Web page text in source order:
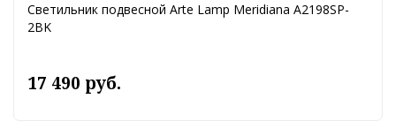
Светильник подвесной Arte Lamp Meridiana A2198SP-
2BK
17 490 руб.